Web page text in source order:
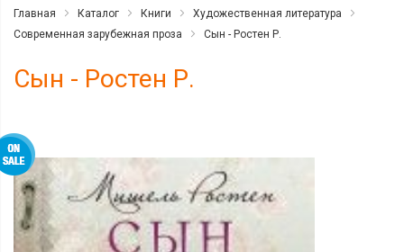
Главная Каталог Книги
Художественная литература
Современная зарубежная проза
Сын - Ростен Р.
Сын - Ростен Р.